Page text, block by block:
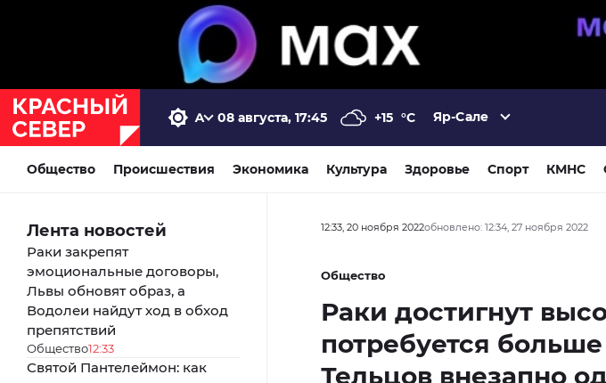
08 августа, 17:45 +15 °C Яр-Сале
Общество Происшествия Экономика Культура Здоровье Спорт КМНС
Лента новостей
Раки закрепят
эмоциональные договоры,
Львы обновят образ, а
Водолеи найдут ход в обход
препятствий
Общество12:33
Святой Пантелеймон: как
12:33, 20 ноября 2022обновлено: 12:34, 27 ноября 2022
Общество
Раки достигнут
потребуется
Тельцов внезапно